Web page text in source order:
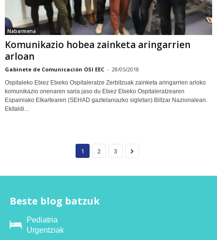
Nabarmena
Komunikazio hobea zainketa aringarrien
arloan
Gabinete de Comunicación OSI EEC - 28/05/2018
Ospitaleko Etxez Etxeko Ospitaleratze Zerbitzuak zainketa aringarrien arloko
komunikazio onenaren saria jaso du Etxez Etxeko Ospitaleratzearen
Espainiako Elkartearen (SEHAD gaztelaniazko sigletan) Biltzar Nazionalean.
Ekitaldi...
1 2 3
Beste blog batzuk
Pediatria
Urgentziak